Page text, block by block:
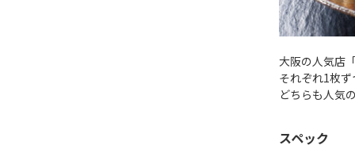
大阪の人気店
それぞれ1枚
どちらも人気
スペック